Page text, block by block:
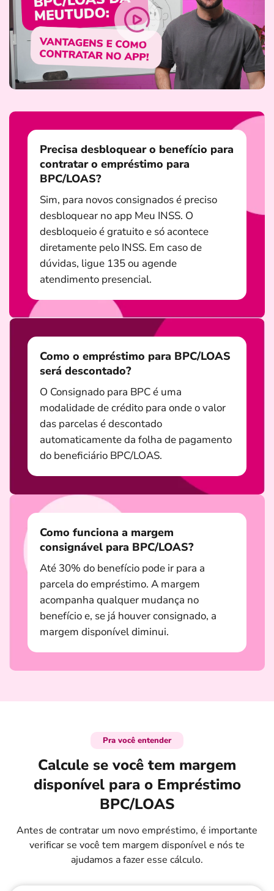
Precisa desbloquear o benefício para
contratar o empréstimo para
BPC/LOAS?
Sim, para novos consignados é preciso
desbloquear no app Meu INSS. O
desbloqueio é gratuito e só acontece
diretamente pelo INSS. Em caso de
dúvidas, ligue 135 ou agende
atendimento presencial.
Como o empréstimo para BPC/LOAS
será descontado?
O Consignado para BPC é uma
modalidade de crédito para onde o valor
das parcelas é descontado
automaticamente da folha de pagamento
do beneficiário BPC/LOAS.
Como funciona a margem
consignável para BPC/LOAS?
Até 30% do benefício pode ir para a
parcela do empréstimo. A margem
acompanha qualquer mudança no
benefício e, se já houver consignado, a
margem disponível diminui.
Pra você entender
Calcule se você tem margem
disponível para o Empréstimo
BPC/LOAS
Antes de contratar um novo empréstimo, é importante
verificar se você tem margem disponível e nós te
ajudamos a fazer esse cálculo.